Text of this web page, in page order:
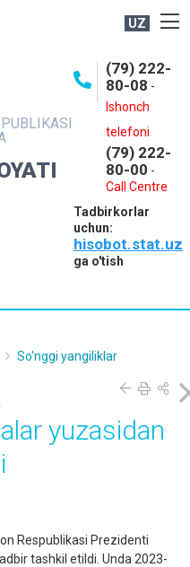
UZ
(79) 222-
80-08 -
Ishonch
telefoni
(79) 222-
80-00 -
Call Centre
Tadbirkorlar
uchun:
hisobot.stat.uz
ga o'tish
So'nggi yangiliklar
yuzasidan
Respublikasi Prezidenti
tashkil etildi. Unda 2023-